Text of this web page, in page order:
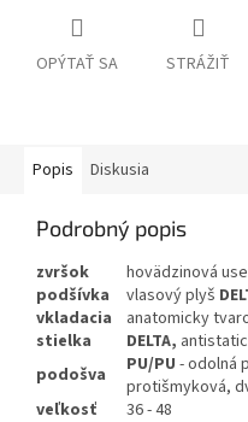
OPÝTAŤ SA STRÁŽIŤ
Popis Diskusia
Podrobný popis
zvršok
hovädzinová
podšívka
vlasový plyš
vkladacia
stielka
anatomicky
DELTA,
podošva
PU/PU - odolná
protišmyková,
veľkosť
36 - 48